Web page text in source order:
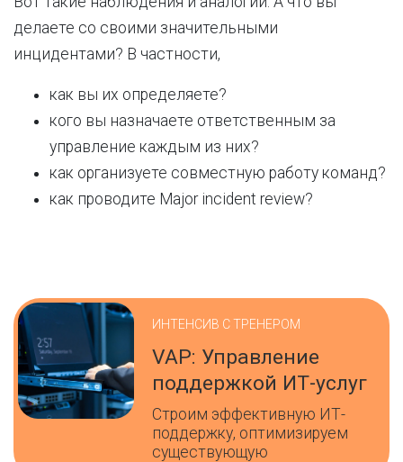
делаете со своими значительными
инцидентами? В частности,
как вы их определяете?
кого вы назначаете ответственным за
управление каждым из них?
как организуете совместную работу команд?
как проводите Major incident review?
ИНТЕНСИВ С ТРЕНЕРОМ
VAP: Управление
поддержкой ИТ-услуг
Строим эффективную ИТ-
поддержку, оптимизируем
существующую